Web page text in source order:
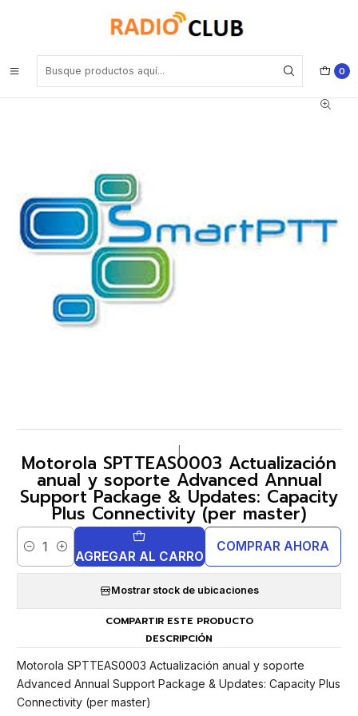
0
Motorola SPTTEAS0003 Actualización anual y soporte Advanced
Annual Support Package & Updates: Capacity Plus Connectivity (per
Motorola SPTTEAS0003 Actualización
anual y soporte Advanced Annual
Support Package & Updates: Capacity
Plus Connectivity (per master)
Cantidad AGREGAR AL CARRO
COMPRAR AHORA
Mostrar stock de ubicaciones
COMPARTIR ESTE PRODUCTO
DESCRIPCIÓN
Motorola SPTTEAS0003 Actualización anual y soporte
Advanced Annual Support Package & Updates: Capacity Plus
Connectivity (per master)